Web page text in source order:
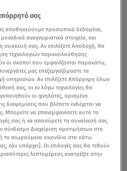
σας
αποθηκεύουμε προσωπικά δεδομένα,
αναγνωριστικά στοιχεία, και
σας. Αν επιλέξετε Αποδοχή, θα
τεχνολογιών παρακολούθησης
οι σκοποί που εμφανίζονται παρακάτω,
μας επεξεργαζόμαστε τα
υπηρεσιών. Αν επιλέξετε Απόρριψη όλων
σας, οι εν λόγω τεχνολογίες θα
οι ιχνηλάτες, ορισμένο
διαφημίσεις που βλέπετε ενδέχεται να
Μπορείτε να επανεμφανίσετε αυτό το
σας ή να αποσύρετε τη συναίνεσή σας
σύνδεσμο Διαχείριση προτιμήσεων στο
το αιωρούμενο εικονίδιο στο κάτω
εάν υπάρχει]. Οι επιλογές σας θα τεθούν
λεπτομέρειες ανατρέξτε στην